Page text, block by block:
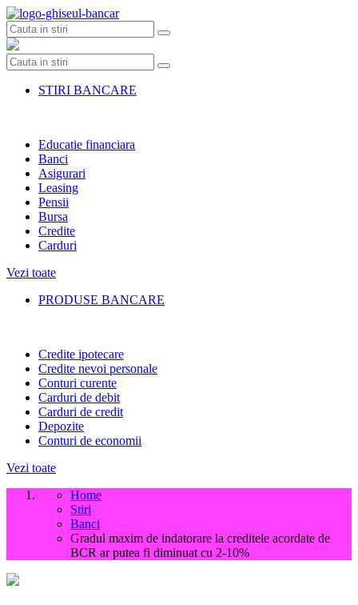
Skip
to
content
STIRI BANCARE
Educatie financiara
Banci
Asigurari
Leasing
Pensii
Bursa
Credite
Carduri
Vezi toate
PRODUSE BANCARE
Credite ipotecare
Credite nevoi personale
Conturi curente
Carduri de debit
Carduri de credit
Depozite
Conturi de economii
Vezi toate
Home
Stiri
Banci
Gradul maxim de indatorare la creditele acordate de
BCR ar putea fi diminuat cu 2-10%